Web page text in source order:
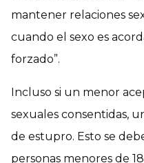
mantener relaciones
cuando el sexo es
forzado”.
Incluso si un menor
sexuales consentidas,
de estupro. Esto se
personas menores de